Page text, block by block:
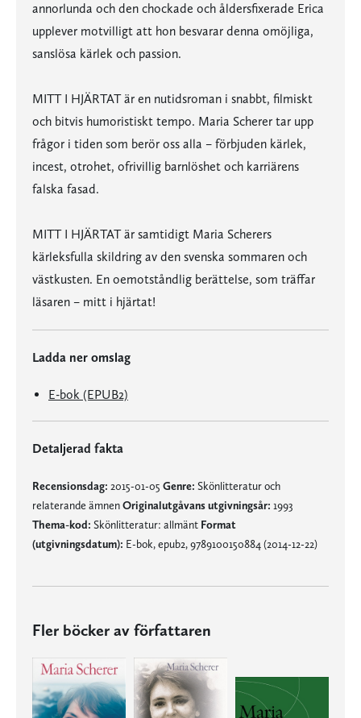
annorlunda och den chockade och åldersfixerade Erica
upplever motvilligt att hon besvarar denna omöjliga,
sanslösa kärlek och passion.
MITT I HJÄRTAT är en nutidsroman i snabbt, filmiskt
och bitvis humoristiskt tempo. Maria Scherer tar upp
frågor i tiden som berör oss alla – förbjuden kärlek,
incest, otrohet, ofrivillig barnlöshet och karriärens
falska fasad.
MITT I HJÄRTAT är samtidigt Maria Scherers
kärleksfulla skildring av den svenska sommaren och
västkusten. En oemotståndlig berättelse, som träffar
läsaren – mitt i hjärtat!
Ladda ner omslag
E-bok (EPUB2)
Detaljerad fakta
Recensionsdag: 2015-01-05 Genre: Skönlitteratur och
relaterande ämnenOriginalutgåvans utgivningsår: 1993
Thema-kod: Skönlitteratur: allmänt Format
(utgivningsdatum): E-bok, epub2, 9789100150884 (2014-12-22)
Fler böcker av författaren